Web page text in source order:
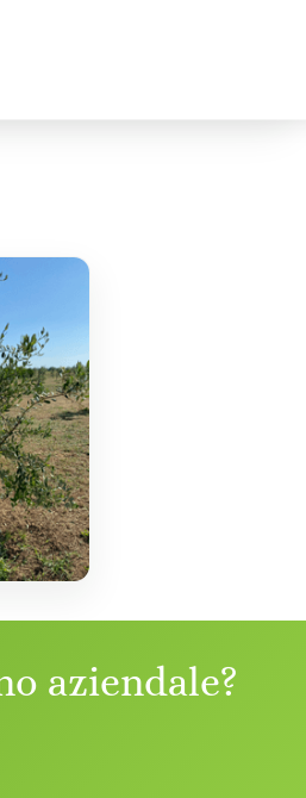
solidi e di lunga
aziendale?